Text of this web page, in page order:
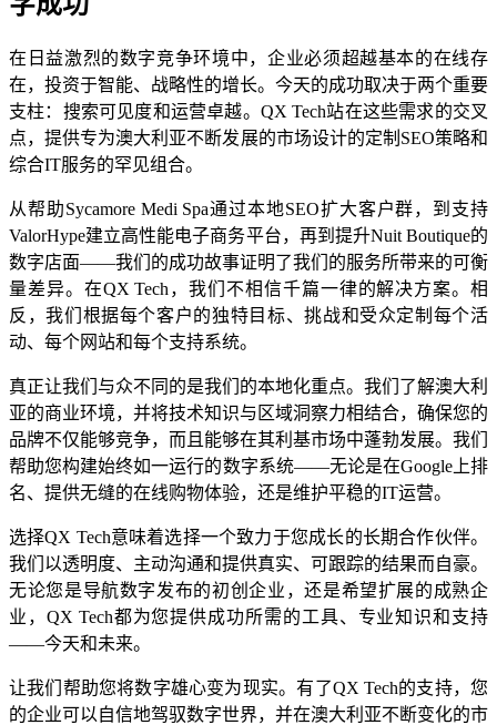
在日益激烈的数字竞争环境中，企业必须超越基本的在线存
在，投资于智能、战略性的增长。今天的成功取决于两个重要
支柱：搜索可见度和运营卓越。QX Tech站在这些需求的交叉
点，提供专为澳大利亚不断发展的市场设计的定制SEO策略和
综合IT服务的罕见组合。
从帮助Sycamore Medi Spa通过本地SEO扩大客户群，到支持
ValorHype建立高性能电子商务平台，再到提升Nuit Boutique的
数字店面——我们的成功故事证明了我们的服务所带来的可衡
量差异。在QX Tech，我们不相信千篇一律的解决方案。相
反，我们根据每个客户的独特目标、挑战和受众定制每个活
动、每个网站和每个支持系统。
真正让我们与众不同的是我们的本地化重点。我们了解澳大利
亚的商业环境，并将技术知识与区域洞察力相结合，确保您的
品牌不仅能够竞争，而且能够在其利基市场中蓬勃发展。我们
帮助您构建始终如一运行的数字系统——无论是在Google上排
名、提供无缝的在线购物体验，还是维护平稳的IT运营。
选择QX Tech意味着选择一个致力于您成长的长期合作伙伴。
我们以透明度、主动沟通和提供真实、可跟踪的结果而自豪。
无论您是导航数字发布的初创企业，还是希望扩展的成熟企
业，QX Tech都为您提供成功所需的工具、专业知识和支持
——今天和未来。
让我们帮助您将数字雄心变为现实。有了QX Tech的支持，您
的企业可以自信地驾驭数字世界，并在澳大利亚不断变化的市